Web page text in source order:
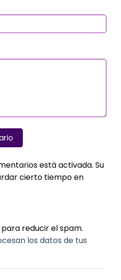
está activada. Su
cierto tiempo en
reducir el spam.
los datos de tus